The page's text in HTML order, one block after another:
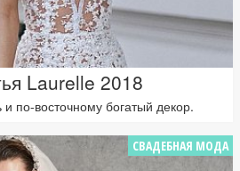
Laurelle 2018
и по-восточному богатый декор.
СВАДЕБНАЯ МОДА